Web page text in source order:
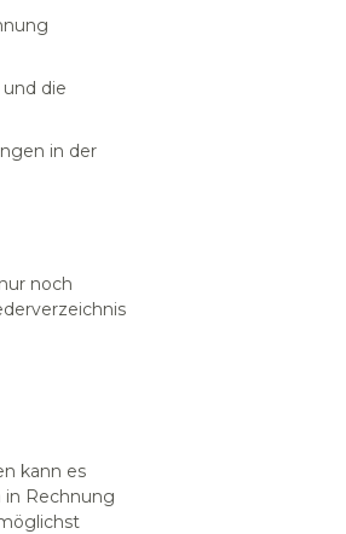
die
in der
noch
kann es
in Rechnung